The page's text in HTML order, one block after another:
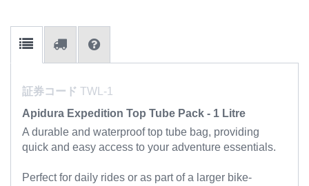
証券コード TWL-1
Apidura Expedition Top Tube Pack - 1 Litre
A durable and waterproof top tube bag, providing
quick and easy access to your adventure essentials.
Perfect for daily rides or as part of a larger bike-